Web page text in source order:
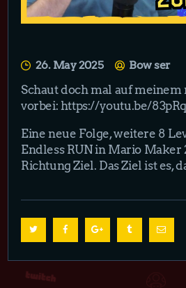
26. May 2025 Bow ser
Schaut doch mal auf meinem
vorbei: https://youtu.be/
Eine neue Folge, weitere 8
Endless RUN in Mario Maker
Richtung Ziel. Das Ziel ist es,